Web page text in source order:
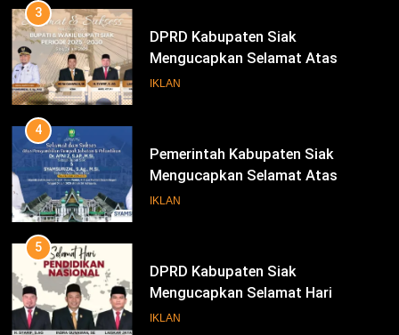
3
DPRD Kabupaten Siak
Mengucapkan Selamat Atas
Pengambilan Sumpah Jabatan
IKLAN
4
Pemerintah Kabupaten Siak
Mengucapkan Selamat Atas
Pengambilan Sumpah Jabatan
IKLAN
5
DPRD Kabupaten Siak
Mengucapkan Selamat Hari
Pendidikan Nasional
IKLAN